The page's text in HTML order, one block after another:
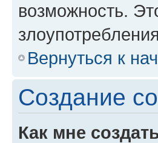
возможность.
Вернуться к
Создание
Как мне